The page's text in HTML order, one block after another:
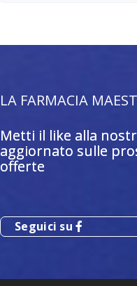
LA FARMACIA
Metti il like alla
aggiornato sulle
offerte
Seguici su